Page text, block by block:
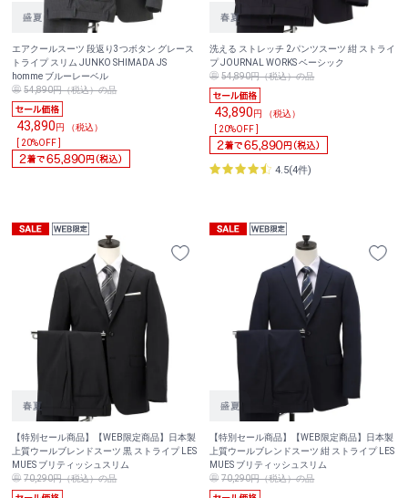
エアクールスーツ 段返り3つボタン グレース
トライプ スリム JUNKO SHIMADA JS
homme ブルーレーベル
54,890円（税込）の品
43,890円 （税込）
[ 20%OFF ]
洗える ストレッチ 2パンツスーツ 紺 ストライ
プ JOURNAL WORKS ベーシック
54,890円（税込）の品
43,890円 （税込）
[ 20%OFF ]
4.5(4件)
【特別セール商品】【WEB限定商品】日本製
上質ウールブレンドスーツ 黒 ストライプ LES
MUES ブリティッシュスリム
70,290円（税込）の品
【特別セール商品】【WEB限定商品】日本製
上質ウールブレンドスーツ 紺 ストライプ LES
MUES ブリティッシュスリム
70,290円（税込）の品